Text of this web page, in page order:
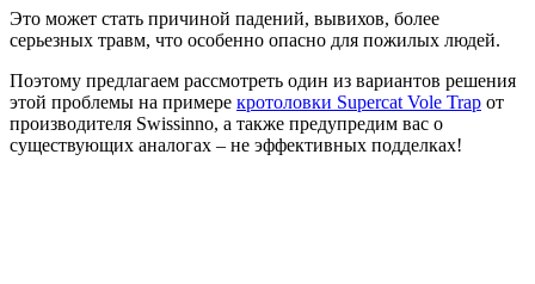
Это может стать причиной падений, вывихов, более
серьезных травм, что особенно опасно для пожилых людей.
Поэтому предлагаем рассмотреть один из вариантов решения
этой проблемы на примере кротоловки Supercat Vole Trap от
производителя Swissinno, а также предупредим вас о
существующих аналогах – не эффективных подделках!